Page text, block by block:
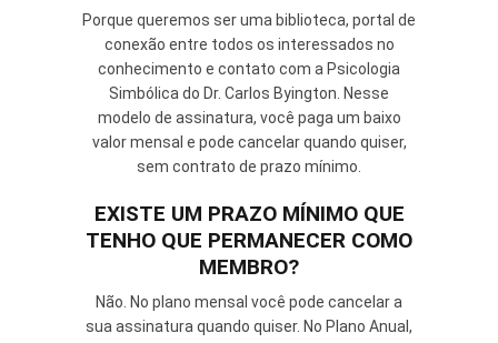
Porque queremos ser uma biblioteca, portal de
conexão entre todos os interessados no
conhecimento e contato com a Psicologia
Simbólica do Dr. Carlos Byington. Nesse
modelo de assinatura, você paga um baixo
valor mensal e pode cancelar quando quiser,
sem contrato de prazo mínimo.
EXISTE UM PRAZO MÍNIMO QUE
TENHO QUE PERMANECER COMO
MEMBRO?
Não. No plano mensal você pode cancelar a
sua assinatura quando quiser. No Plano Anual,